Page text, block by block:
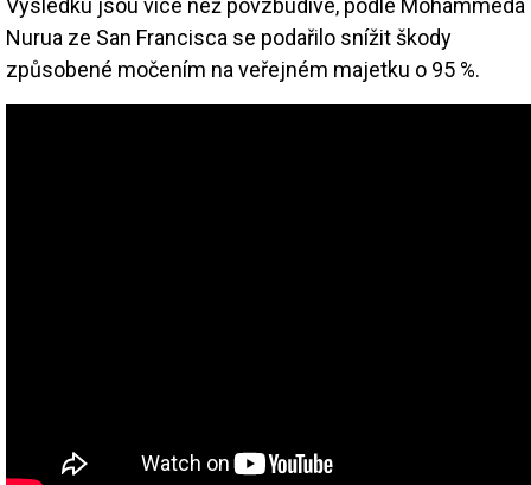
Výsledku jsou více než povzbudivé, podle Mohammeda
Nurua ze San Francisca se podařilo snížit škody
způsobené močením na veřejném majetku o 95 %.